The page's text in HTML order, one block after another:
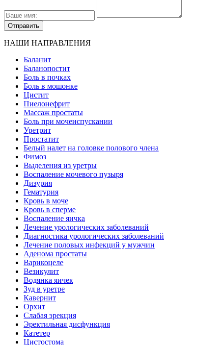
НАШИ НАПРАВЛЕНИЯ
Баланит
Баланопостит
Боль в почках
Боль в мошонке
Цистит
Пиелонефрит
Массаж простаты
Боль при мочеиспускании
Уретрит
Простатит
Белый налет на головке полового члена
Фимоз
Выделения из уретры
Воспаление мочевого пузыря
Дизурия
Гематурия
Кровь в моче
Кровь в сперме
Воспаление яичка
Лечение урологических заболеваний
Диагностика урологических заболеваний
Лечение половых инфекций у мужчин
Аденома простаты
Варикоцеле
Везикулит
Водянка яичек
Зуд в уретре
Кавернит
Орхит
Слабая эрекция
Эректильная дисфункция
Катетер
Цистостома